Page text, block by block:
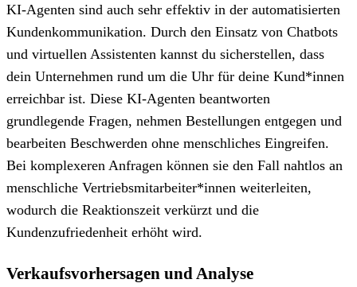
KI-Agenten sind auch sehr effektiv in der automatisierten
Kundenkommunikation. Durch den Einsatz von Chatbots
und virtuellen Assistenten kannst du sicherstellen, dass
dein Unternehmen rund um die Uhr für deine Kund*innen
erreichbar ist. Diese KI-Agenten beantworten
grundlegende Fragen, nehmen Bestellungen entgegen und
bearbeiten Beschwerden ohne menschliches Eingreifen.
Bei komplexeren Anfragen können sie den Fall nahtlos an
menschliche Vertriebsmitarbeiter*innen weiterleiten,
wodurch die Reaktionszeit verkürzt und die
Kundenzufriedenheit erhöht wird.
Verkaufsvorhersagen und Analyse